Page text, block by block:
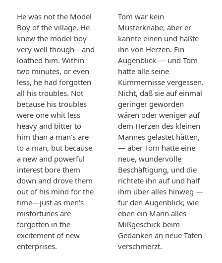
He was not the Model
Boy of the village. He
knew the model boy
very well though—and
loathed him. Within
two minutes, or even
less, he had forgotten
all his troubles. Not
because his troubles
were one whit less
heavy and bitter to
him than a man's are
to a man, but because
a new and powerful
interest bore them
down and drove them
out of his mind for the
time—just as men's
misfortunes are
forgotten in the
excitement of new
enterprises.
Tom war kein
Musterknabe, aber er
kannte einen und haßte
ihn von Herzen. Ein
Augenblick — und Tom
hatte alle seine
Kümmernisse vergessen.
Nicht, daß sie auf einmal
geringer geworden
wären oder weniger auf
dem Herzen des kleinen
Mannes gelastet hätten,
— aber Tom hatte eine
neue, wundervolle
Beschäftigung, und die
richtete ihn auf und half
ihm über alles hinweg —
für den Augenblick; wie
eben ein Mann alles
Mißgeschick beim
Gedanken an neue Taten
verschmerzt.